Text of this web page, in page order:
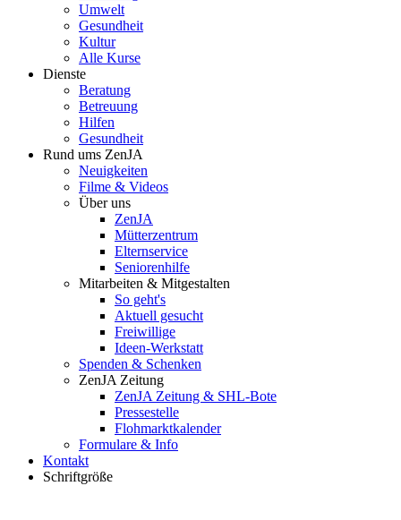
Umwelt
Gesundheit
Kultur
Alle Kurse
Dienste
Beratung
Betreuung
Hilfen
Gesundheit
Rund ums ZenJA
Neuigkeiten
Filme & Videos
Über uns
ZenJA
Mütterzentrum
Elternservice
Seniorenhilfe
Mitarbeiten & Mitgestalten
So geht's
Aktuell gesucht
Freiwillige
Ideen-Werkstatt
Spenden & Schenken
ZenJA Zeitung
ZenJA Zeitung & SHL-Bote
Pressestelle
Flohmarktkalender
Formulare & Info
Kontakt
Schriftgröße